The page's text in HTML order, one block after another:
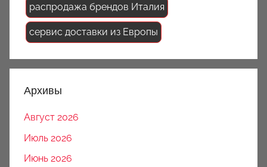
распродажа брендов Италия
сервис доставки из Европы
Архивы
Август 2026
Июль 2026
Июнь 2026